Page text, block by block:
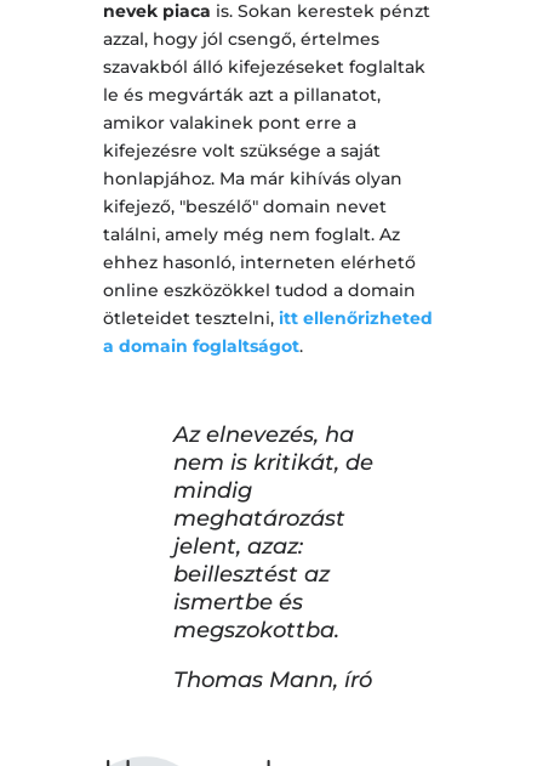
nevek piaca is. Sokan kerestek pénzt
azzal, hogy jól csengő, értelmes
szavakból álló kifejezéseket foglaltak
le és megvárták azt a pillanatot,
amikor valakinek pont erre a
kifejezésre volt szüksége a saját
honlapjához. Ma már kihívás olyan
kifejező, "beszélő" domain nevet
találni, amely még nem foglalt. Az
ehhez hasonló, interneten elérhető
online eszközökkel tudod a domain
ötleteidet tesztelni, itt ellenőrizheted
a domain foglaltságot.
Az elnevezés, ha
nem is kritikát, de
mindig
meghatározást
jelent, azaz:
beillesztést az
ismertbe és
megszokottba.
Thomas Mann, író